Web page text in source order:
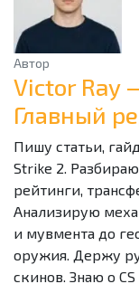
Автор
Victor Ray
Главный
Пишу статьи,
Strike 2.
рейтинги,
Анализирую
и мувмента до
оружия. Держу
скинов. Знаю о